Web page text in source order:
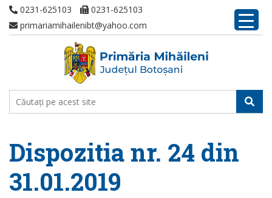
0231-625103
0231-625103
primariamihailenibt@yahoo.com
Dispozitia nr. 24 din
31.01.2019